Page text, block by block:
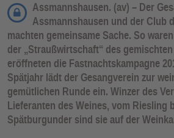
Assmannshausen. (av) – Der
Assmannshausen und der Club
machten gemeinsame Sache. So
der „Straußwirtschaft“ des
eröffneten die Fastnachtskampagne
Spätjahr lädt der Gesangverein zur
gemütlichen Runde ein. Winzer des
Lieferanten des Weines, vom Riesling
Spätburgunder sind sie auf der